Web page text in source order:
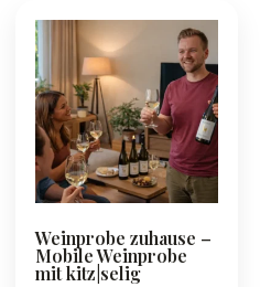
Weinprobe zuhause –
Mobile Weinprobe
mit kitz|selig